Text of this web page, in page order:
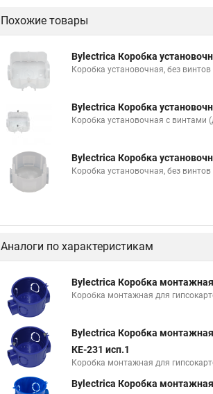
Похожие товары
Bylectrica Коробка
Коробка установочная, без
Bylectrica Коробка
Коробка установочная с винтами
Bylectrica Коробка
Коробка установочная, без
Аналоги по характеристикам
Bylectrica Коробка монтажная
Коробка монтажная для
Bylectrica Коробка монтажная
КЕ-231 исп.1
Коробка монтажная для
Bylectrica Коробка